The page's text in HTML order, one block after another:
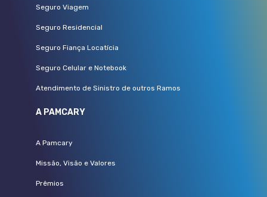
Seguro Viagem
Seguro Residencial
Seguro Fiança Locatícia
Seguro Celular e Notebook
Atendimento de Sinistro de outros Ramos
A PAMCARY
A Pamcary
Missão, Visão e Valores
Prêmios